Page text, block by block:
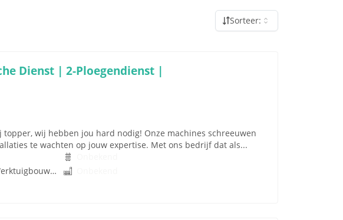
Sorteer:
Dienst | 2-Ploegendienst |
wij hebben jou hard nodig! Onze machines schreeuwen
te wachten op jouw expertise. Met ons bedrijf dat als...
Elektrotechniek, Mechatronica, Werktuigbouwkunde